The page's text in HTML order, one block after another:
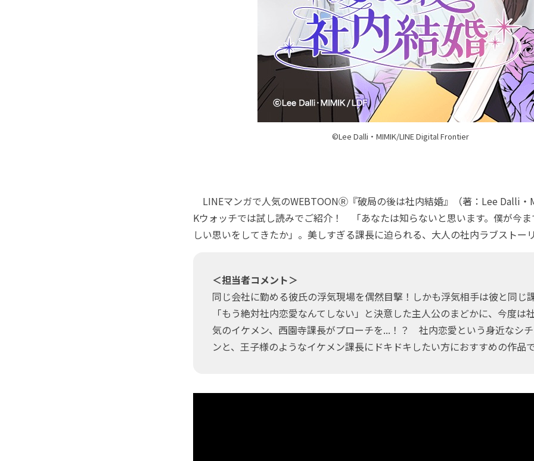
©Lee Dalli・MIMIK/LINE Digital Frontier
LINEマンガで人気のWEBTOONⓇ『破局の後は社内結婚』（著：Lee Dalli・
Kウォッチでは試し読みでご紹介！ 「あなたは知らないと思います。僕が今
しい思いをしてきたか」。美しすぎる課長に迫られる、大人の社内ラブストー
＜担当者コメント＞
同じ会社に勤める彼氏の浮気現場を偶然目撃！しかも浮気相手は彼と同じ
「もう絶対社内恋愛なんてしない」と決意した主人公のまどかに、今度は
気のイケメン、西園寺課長がプローチを...！？ 社内恋愛という身近なシ
ンと、王子様のようなイケメン課長にドキドキしたい方におすすめの作品